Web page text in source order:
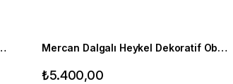
Obje , Lacivert Mercan Dalgalı Heykel Dekoratif Obje , Lacivert
₺5.400,00